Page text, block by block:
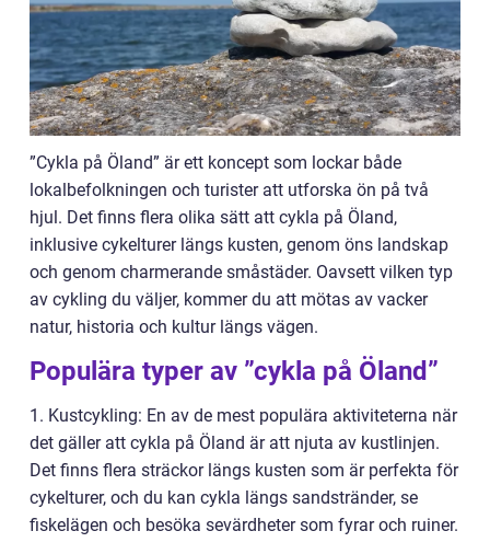
”Cykla på Öland” är ett koncept som lockar både
lokalbefolkningen och turister att utforska ön på två
hjul. Det finns flera olika sätt att cykla på Öland,
inklusive cykelturer längs kusten, genom öns landskap
och genom charmerande småstäder. Oavsett vilken typ
av cykling du väljer, kommer du att mötas av vacker
natur, historia och kultur längs vägen.
Populära typer av ”cykla på Öland”
1. Kustcykling: En av de mest populära aktiviteterna när
det gäller att cykla på Öland är att njuta av kustlinjen.
Det finns flera sträckor längs kusten som är perfekta för
cykelturer, och du kan cykla längs sandstränder, se
fiskelägen och besöka sevärdheter som fyrar och ruiner.